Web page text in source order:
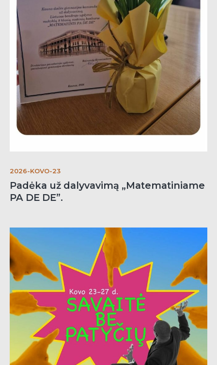
2026-KOVO-23
Padėka už dalyvavimą „Matematiniame
PA DE DE”.
Kauno dailės gimnazija
Dainavos g. 1, LT – 44170 Kaunas
Tel./faks.: +370(37)407085
KDG © 2021
Visos teisės saugomos.